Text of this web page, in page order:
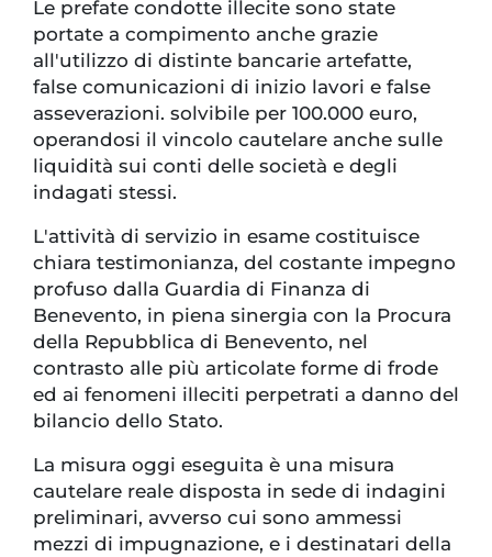
Le prefate condotte illecite sono state
portate a compimento anche grazie
all'utilizzo di distinte bancarie artefatte,
false comunicazioni di inizio lavori e false
asseverazioni. solvibile per 100.000 euro,
operandosi il vincolo cautelare anche sulle
liquidità sui conti delle società e degli
indagati stessi.
L'attività di servizio in esame costituisce
chiara testimonianza, del costante impegno
profuso dalla Guardia di Finanza di
Benevento, in piena sinergia con la Procura
della Repubblica di Benevento, nel
contrasto alle più articolate forme di frode
ed ai fenomeni illeciti perpetrati a danno del
bilancio dello Stato.
La misura oggi eseguita è una misura
cautelare reale disposta in sede di indagini
preliminari, avverso cui sono ammessi
mezzi di impugnazione, e i destinatari della